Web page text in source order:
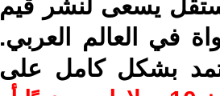
يسعى لنشر قيم
في العالم العربي.
بشكل كامل على